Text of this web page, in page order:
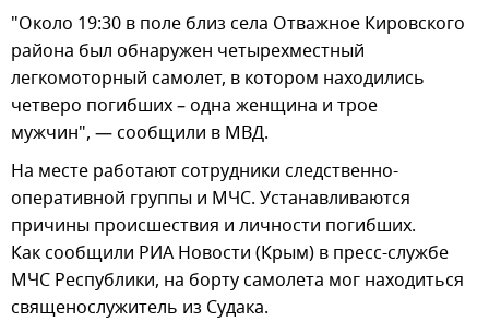
"Около 19:30 в поле близ села Отважное Кировского
района был обнаружен четырехместный
легкомоторный самолет, в котором находились
четверо погибших – одна женщина и трое
мужчин", — сообщили в МВД.
На месте работают сотрудники следственно-
оперативной группы и МЧС. Устанавливаются
причины происшествия и личности погибших.
Как сообщили РИА Новости (Крым) в пресс-службе
МЧС Республики, на борту самолета мог находиться
священослужитель из Судака.